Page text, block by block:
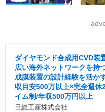
ダイヤモンド合成用CVD装
広い海外ネットワークを持
成膜装置の設計経験を活か
収目安500万以上×完全週
イム制/年収500万円以上
日総工産株式会社